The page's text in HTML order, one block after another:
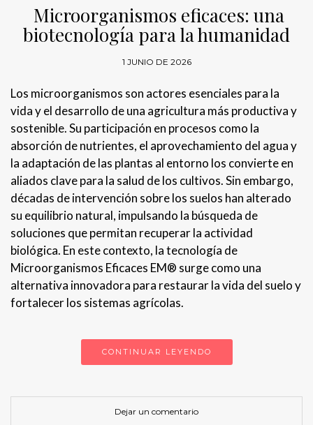
Microorganismos eficaces: una
biotecnología para la humanidad
1 JUNIO DE 2026
Los microorganismos son actores esenciales para la
vida y el desarrollo de una agricultura más productiva y
sostenible. Su participación en procesos como la
absorción de nutrientes, el aprovechamiento del agua y
la adaptación de las plantas al entorno los convierte en
aliados clave para la salud de los cultivos. Sin embargo,
décadas de intervención sobre los suelos han alterado
su equilibrio natural, impulsando la búsqueda de
soluciones que permitan recuperar la actividad
biológica. En este contexto, la tecnología de
Microorganismos Eficaces EM® surge como una
alternativa innovadora para restaurar la vida del suelo y
fortalecer los sistemas agrícolas.
CONTINUAR LEYENDO
Dejar un comentario